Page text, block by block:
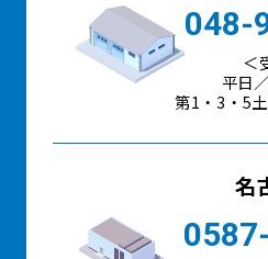
048-
＜
平日
第1・3・5
名